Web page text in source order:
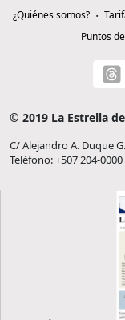
¿Quiénes somos?
Puntos
© 2019 La Estrella
C/ Alejandro A. Duque
Teléfono: +507 204-0000